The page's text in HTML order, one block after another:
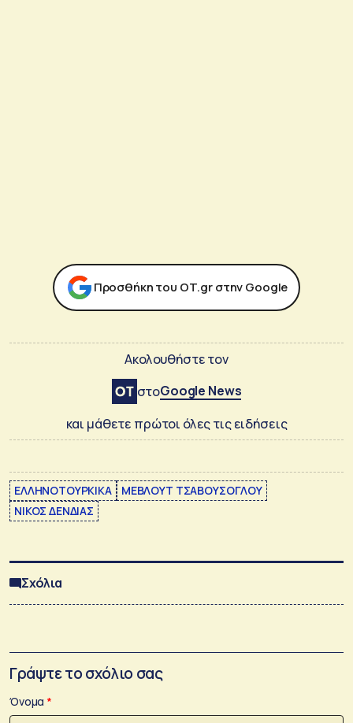
Προσθήκη του ΟΤ.gr στην Google
Ακολουθήστε τον
στοGoogle News
και μάθετε πρώτοι όλες τις ειδήσεις
ΕΛΛΗΝΟΤΟΥΡΚΙΚΑ
ΜΕΒΛΟΥΤ ΤΣΑΒΟΥΣΟΓΛΟΥ
ΝΙΚΟΣ ΔΕΝΔΙΑΣ
Σχόλια
Γράψτε το σχόλιο σας
Όνομα